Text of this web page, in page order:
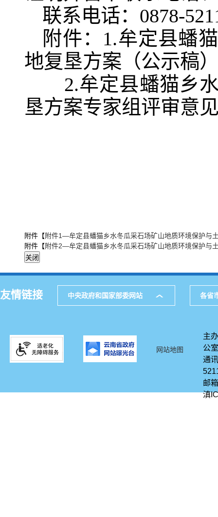
联系电话：0878-
附件：1.牟定县蟠
地复垦方案（公示稿
2.牟定县蟠猫乡
垦方案专家组评审意
附件【附件1—牟定县蟠猫乡水冬瓜采石场矿山地质环境保护与
附件【附件2—牟定县蟠猫乡水冬瓜采石场矿山地质环境保护与
友情链接 中央政府和国家部委网站 各省
网站地图
主
公室
通
邮
滇